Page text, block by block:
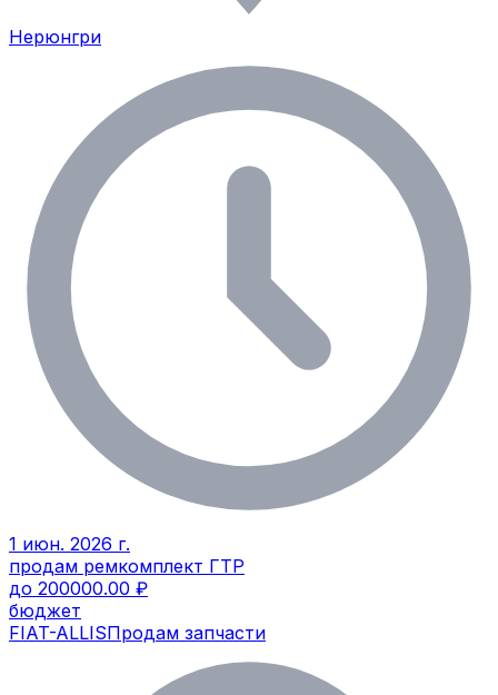
Нерюнгри
1 июн. 2026 г.
продам ремкомплект ГТР
до 200000.00 ₽
бюджет
FIAT-ALLISПродам запчасти